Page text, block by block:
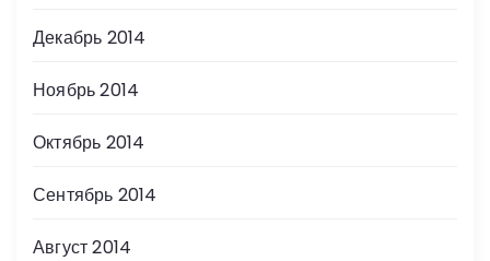
Декабрь 2014
Ноябрь 2014
Октябрь 2014
Сентябрь 2014
Август 2014